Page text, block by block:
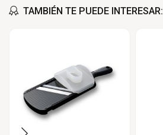
TAMBIÉN TE PUEDE INTERESAR: